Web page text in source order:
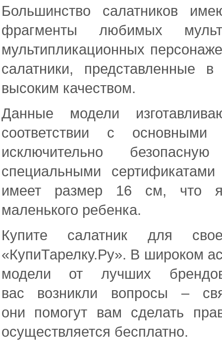
Большинство салатников
фрагменты любимых
мультипликационных
салатники, представленные
высоким качеством.
Данные модели
соответствии с
исключительно
специальными
имеет размер 16 см, что
маленького ребенка.
Купите салатник для
«КупиТарелку.Ру». В широком
модели от лучших
вас возникли вопросы –
они помогут вам сделать
осуществляется бесплатно.